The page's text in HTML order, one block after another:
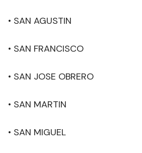
• SAN AGUSTIN
• SAN FRANCISCO
• SAN JOSE OBRERO
• SAN MARTIN
• SAN MIGUEL